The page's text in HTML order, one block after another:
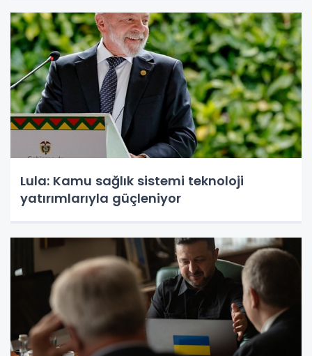
Lula: Kamu sağlık sistemi teknoloji
yatırımlarıyla güçleniyor